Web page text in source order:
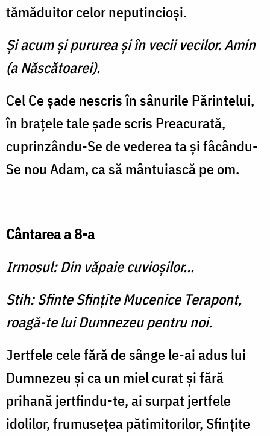
tămăduitor celor neputincioşi.
Şi acum şi pururea şi în vecii vecilor. Amin
(a Născătoarei).
Cel Ce şade nescris în sânurile Părintelui,
în braţele tale şade scris Preacurată,
cuprinzându-Se de vederea ta şi fâcându-
Se nou Adam, ca să mântuiască pe om.
Cântarea a 8-a
Irmosul: Din văpaie cuvioşilor...
Stih: Sfinte Sfinţite Mucenice Terapont,
roagă-te lui Dumnezeu pentru noi.
Jertfele cele fără de sânge le-ai adus lui
Dumnezeu şi ca un miel curat şi fără
prihană jertfindu-te, ai surpat jertfele
idolilor, frumuseţea pătimitorilor, Sfinţite